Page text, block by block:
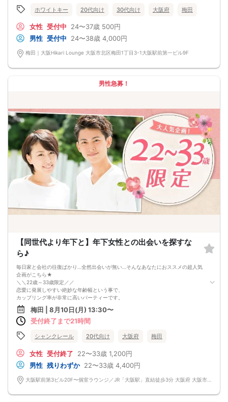
《フリードリンク(90L.O)》
☆店員さんがご丁寧に一杯ずつ手作り致します！
□ビール
□チューハイ
□ハイボール
□グラスワイン
□焼酎
お気に入りの普段着でご参加ください。
🔳最小開催人数：2対2
🔳中止判断タイミング：開催1時間前
🔳飲食あり
★★★スイーツ＆ドリンク★★★
ウーロン茶、アイスティー
ここで、安心感と楽しさのある出会いを見つけてみませんか？
■MATCHING SHUTTER
る…パーティー開始とともについに開く…あなたの前に現れるのは誰！？
他人との無駄な接触を極力抑えた座席正面、そして左右には専用パーティション
前に知らせる相性診断機能・話すべき相手は「AI」が決めてくれる
参加条件：男性は身長170cm以上の正社員 or 公務員 or 大手企業 などの安定職業
ホワイトキー 20代向け 30代向け 大阪府 梅田
女性 受付中 24〜37歳 500円
男性 受付中 24〜38歳 4,000円
梅田｜大阪Hikari Lounge 大阪市北区梅田1丁目3-1大阪駅前第一ビル9F
男性急募！
【同世代より年下と】年下女性との出会いを探すな
ら♪
毎日家と会社の往復ばかり…全然出会いが無い…そんなあなたにおススメの超人気
企画がこちら★
＼＼22歳～33歳限定／／
恋愛に発展しやすい絶妙な年齢幅という事で、
カップリング率が非常に高いパーティーです。
お集まりいただく方は
◆甘えんぼの年下女子
◆元気で明るい同年代女性
魅力的な女性が勢揃い★
にオススメです。
梅田 | 8月10日(月) 13:30〜
受付終了まで21時間
シャンクレール 20代向け 大阪府 梅田
女性 受付終了 22〜33歳 1,200円
男性 残りわずか 22〜33歳 4,400円